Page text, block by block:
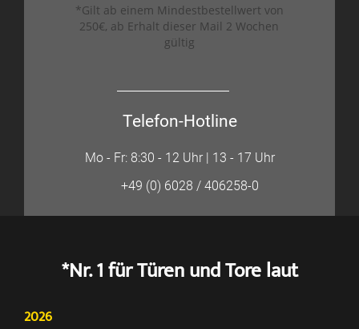
*Gilt ab einem Mindestbestellwert von
250€, ab Erhalt dieser Mail 2 Wochen
gültig
Telefon-Hotline
Mo - Fr: 8:30 - 12 Uhr | 13 - 17 Uhr
+49 (0) 6028 / 406258-0
*Nr. 1 für Türen und Tore laut
2026